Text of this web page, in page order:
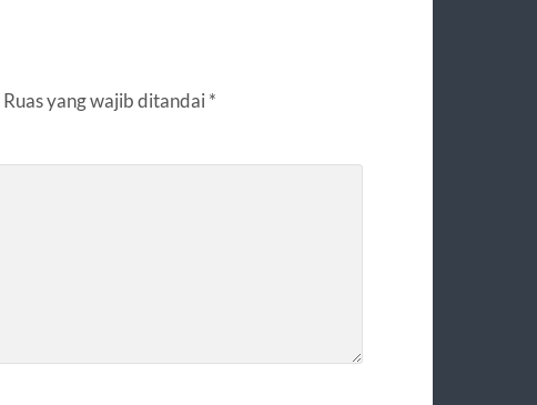
Ruas yang wajib ditandai *